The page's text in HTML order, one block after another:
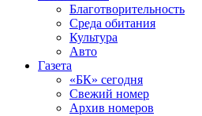
Благотворительность
Среда обитания
Культура
Авто
Газета
«БК» сегодня
Свежий номер
Архив номеров